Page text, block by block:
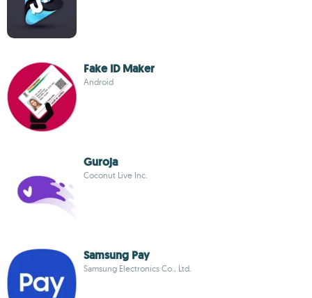
Fake ID Maker
Android
Guroja
Coconut Live Inc.
Samsung Pay
Samsung Electronics Co., Ltd.